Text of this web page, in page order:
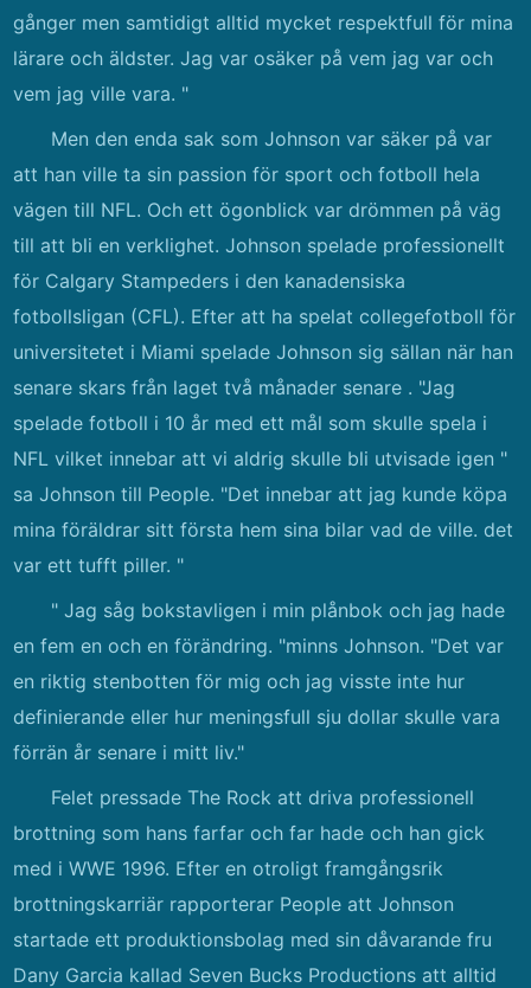
gånger men samtidigt alltid mycket respektfull för mina
lärare och äldster. Jag var osäker på vem jag var och
vem jag ville vara. "
Men den enda sak som Johnson var säker på var
att han ville ta sin passion för sport och fotboll hela
vägen till NFL. Och ett ögonblick var drömmen på väg
till att bli en verklighet. Johnson spelade professionellt
för Calgary Stampeders i den kanadensiska
fotbollsligan (CFL). Efter att ha spelat collegefotboll för
universitetet i Miami spelade Johnson sig sällan när han
senare skars från laget två månader senare . "Jag
spelade fotboll i 10 år med ett mål som skulle spela i
NFL vilket innebar att vi aldrig skulle bli utvisade igen "
sa Johnson till People. "Det innebar att jag kunde köpa
mina föräldrar sitt första hem sina bilar vad de ville. det
var ett tufft piller. "
" Jag såg bokstavligen i min plånbok och jag hade
en fem en och en förändring. "minns Johnson. "Det var
en riktig stenbotten för mig och jag visste inte hur
definierande eller hur meningsfull sju dollar skulle vara
förrän år senare i mitt liv."
Felet pressade The Rock att driva professionell
brottning som hans farfar och far hade och han gick
med i WWE 1996. Efter en otroligt framgångsrik
brottningskarriär rapporterar People att Johnson
startade ett produktionsbolag med sin dåvarande fru
Dany Garcia kallad Seven Bucks Productions att alltid